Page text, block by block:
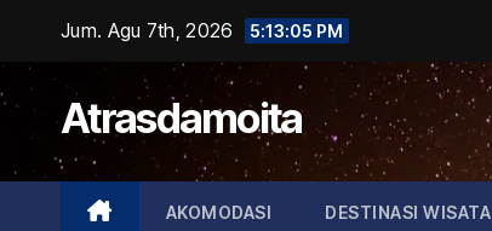
content
Jum. Agu 7th, 2026 5:13:06 PM
Atrasdamoita
AKOMODASI DESTINASI WISATA